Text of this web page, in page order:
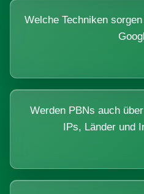
Welche Techniken
Werden PBNs auch
IPs, Länder und